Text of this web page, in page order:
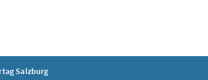
Salzburg